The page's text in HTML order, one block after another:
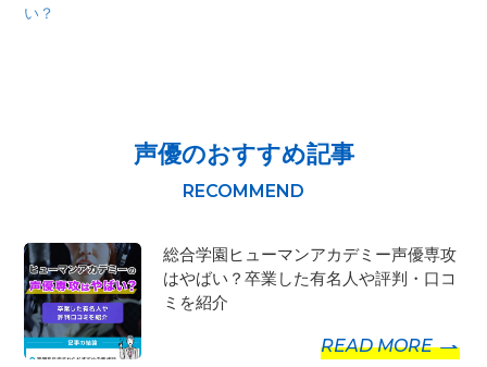
い？
声優のおすすめ記事
総合学園ヒューマンアカデミー声優専攻
はやばい？卒業した有名人や評判・口コ
ミを紹介
READ MORE